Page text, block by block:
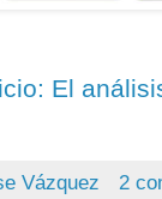
El
Vázquez
2